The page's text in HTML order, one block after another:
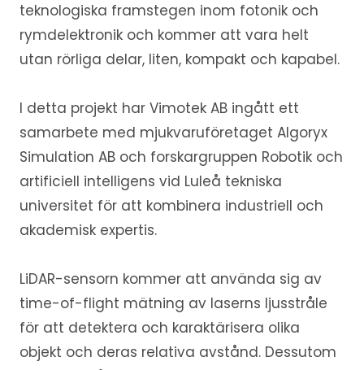
teknologiska framstegen inom fotonik och
rymdelektronik och kommer att vara helt
utan rörliga delar, liten, kompakt och kapabel.
I detta projekt har Vimotek AB ingått ett
samarbete med mjukvaruföretaget Algoryx
Simulation AB och forskargruppen Robotik och
artificiell intelligens vid Luleå tekniska
universitet för att kombinera industriell och
akademisk expertis.
LiDAR-sensorn kommer att använda sig av
time-of-flight mätning av laserns ljusstråle
för att detektera och karaktärisera olika
objekt och deras relativa avstånd. Dessutom